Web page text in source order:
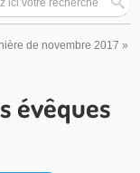
de novembre 2017 »
évêques